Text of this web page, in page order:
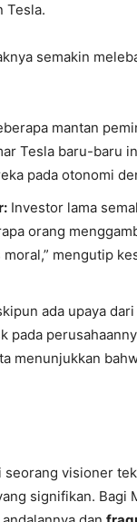
Tesla.
semakin
mantan
Tesla baru-baru
pada otonomi
Investor lama
orang
moral,” mengutip
ada upaya
pada
menunjukkan
visioner
signifikan. Bagi